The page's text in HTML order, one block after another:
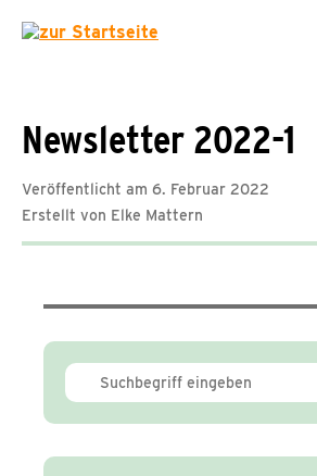
Newsletter 2022-1
Veröffentlicht am 6. Februar 2022
Erstellt von Elke Mattern